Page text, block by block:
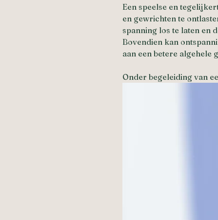
Een speelse en
en gewrichten te
spanning los te laten en
Bovendien kan
aan een betere algehele
Onder begeleiding van